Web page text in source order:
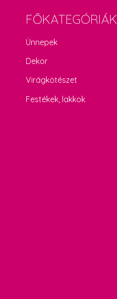
FŐKATEGÓRIÁK
Ünnepek
Dekor
Virágkötészet
Festékek, lakkok